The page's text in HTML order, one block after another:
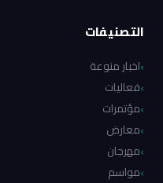
التصنيفات
اخبار منوعة
فعاليات
مؤتمرات
معارض
مهرجان
مواسم